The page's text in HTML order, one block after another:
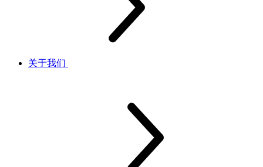
关于我们